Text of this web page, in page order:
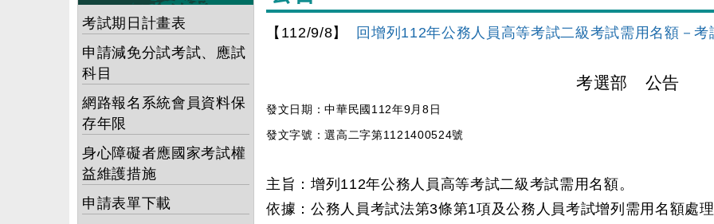
考試期日計畫表
申請減免分試考試、應試
科目
網路報名系統會員資料保
存年限
身心障礙者應國家考試權
益維護措施
申請表單下載
【112/9/8】 回增列112年公務人員高等考試二級考試需用名額－考
考選部 公告
發文日期：中華民國112年9月8日
發文字號：選高二字第1121400524號
主旨：增列112年公務人員高等考試二級考試需用名額。
依據：公務人員考試法第3條第1項及公務人員考試增列需用名額處